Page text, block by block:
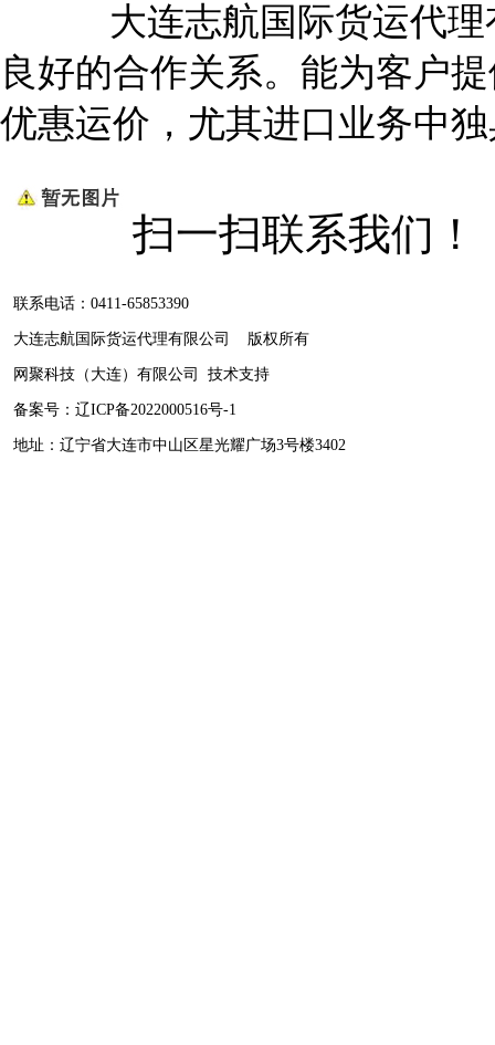
大连志航国际货运代理有
良好的合作关系。能为客户
优惠运价，尤其进口业务中
扫一扫联系我们！
联系电话：0411-65853390
大连志航国际货运代理有限公司 版权所有
网聚科技（大连）有限公司 技术支持
备案号： 辽ICP备2022000516号-1
地址：辽宁省大连市中山区星光耀广场3号楼3402